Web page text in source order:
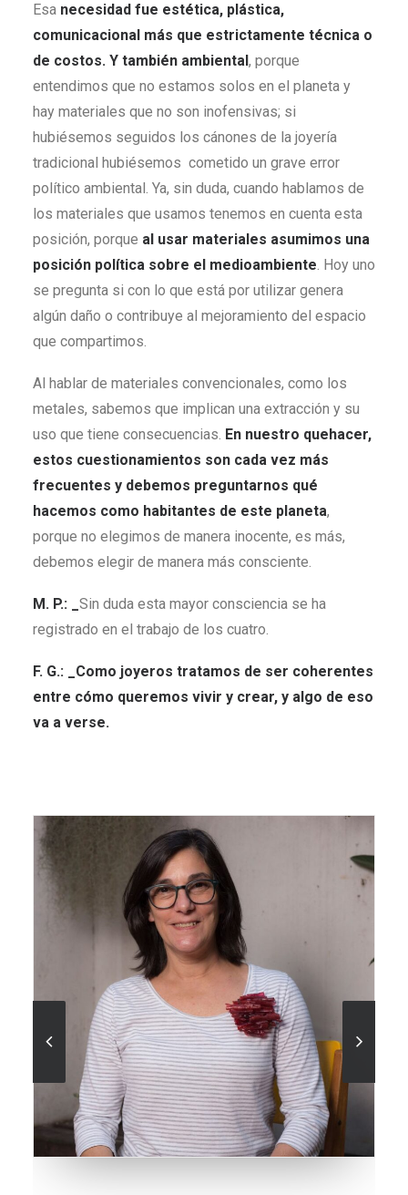
Esa necesidad fue estética, plástica,
comunicacional más que estrictamente técnica o
de costos. Y también ambiental, porque
entendimos que no estamos solos en el planeta y
hay materiales que no son inofensivas; si
hubiésemos seguidos los cánones de la joyería
tradicional hubiésemos cometido un grave error
político ambiental. Ya, sin duda, cuando hablamos de
los materiales que usamos tenemos en cuenta esta
posición, porque al usar materiales asumimos una
posición política sobre el medioambiente. Hoy uno
se pregunta si con lo que está por utilizar genera
algún daño o contribuye al mejoramiento del espacio
que compartimos.
Al hablar de materiales convencionales, como los
metales, sabemos que implican una extracción y su
uso que tiene consecuencias. En nuestro quehacer,
estos cuestionamientos son cada vez más
frecuentes y debemos preguntarnos qué
hacemos como habitantes de este planeta,
porque no elegimos de manera inocente, es más,
debemos elegir de manera más consciente.
M. P.: _ Sin duda esta mayor consciencia se ha
registrado en el trabajo de los cuatro.
F. G.: _Como joyeros tratamos de ser coherentes
entre cómo queremos vivir y crear, y algo de eso
va a verse.